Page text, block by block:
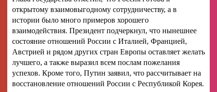
открытому взаимовыгодному сотрудничеству, а в
истории было много примеров хорошего
взаимодействия. Президент подчеркнул, что нынешнее
состояние отношений России с Италией, Францией,
Австрией и рядом других стран Европы оставляет желать
лучшего, а также выразил всем послам пожелания
успехов. Кроме того, Путин заявил, что рассчитывает на
восстановление отношений России с Республикой Корея.